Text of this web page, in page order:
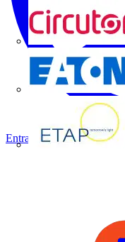
Entrar Cadastrar